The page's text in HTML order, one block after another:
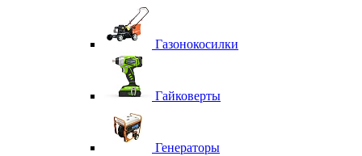
Газонокосилки
Гайковерты
Генераторы